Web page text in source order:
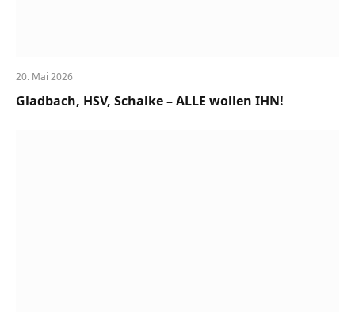
20. Mai 2026
Gladbach, HSV, Schalke – ALLE wollen IHN!